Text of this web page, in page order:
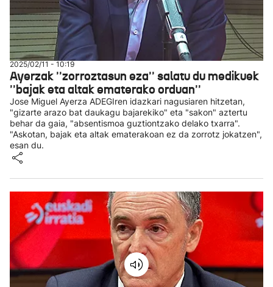
2025/02/11 - 10:19
Ayerzak ''zorroztasun eza'' salatu du medikuek
''bajak eta altak ematerako orduan''
Jose Miguel Ayerza ADEGIren idazkari nagusiaren hitzetan,
"gizarte arazo bat daukagu bajarekiko" eta "sakon" aztertu
behar da gaia, "absentismoa guztiontzako delako txarra".
"Askotan, bajak eta altak ematerakoan ez da zorrotz jokatzen",
esan du.